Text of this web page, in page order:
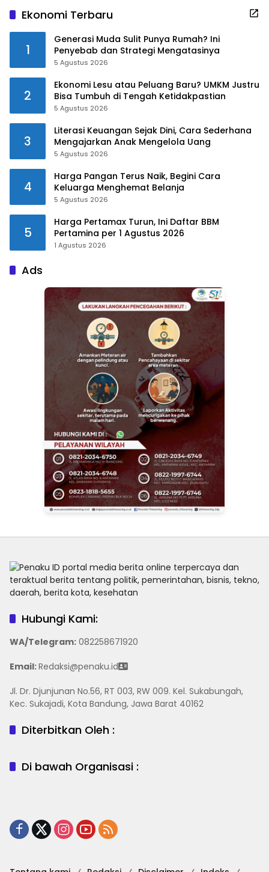
Ekonomi Terbaru
1
Generasi Muda Sulit Punya Rumah? Ini
Penyebab dan Strategi Mengatasinya
5 Agustus 2026
2
Ekonomi Lesu atau Peluang Baru? UMKM Justru
Bisa Tumbuh di Tengah Ketidakpastian
5 Agustus 2026
3
Literasi Keuangan Sejak Dini, Cara Sederhana
Mengajarkan Anak Mengelola Uang
5 Agustus 2026
4
Harga Pangan Terus Naik, Begini Cara
Keluarga Menghemat Belanja
5 Agustus 2026
5
Harga Pertamax Turun, Ini Daftar BBM
Pertamina per 1 Agustus 2026
1 Agustus 2026
Ads
Hubungi Kami:
WA/Telegram: 082258671920
Email:Redaksi@penaku.id
Jl. Dr. Djunjunan No.56, RT 003, RW 009. Kel. Sukabungah,
Kec. Sukajadi, Kota Bandung, Jawa Barat 40162
Diterbitkan Oleh :
Di bawah Organisasi :